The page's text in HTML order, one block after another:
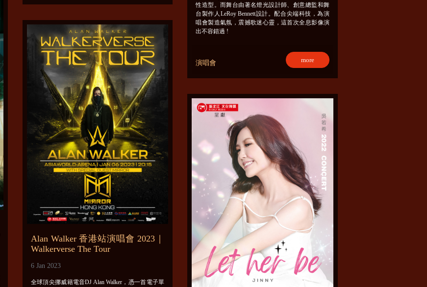
性造型。而舞台由著名燈光設計師、創意總監和舞
台製作人LeRoy Bennett設計。配合尖端科技，為演
唱會製造氣氛，震撼歌迷心靈，這首次全息影像演
出不容錯過 !
演唱會 more
Alan Walker 香港站演唱會 2023｜
Walkerverse The Tour
6 Jan 2023
全球頂尖挪威籍電音DJ Alan Walker，憑一首電子單